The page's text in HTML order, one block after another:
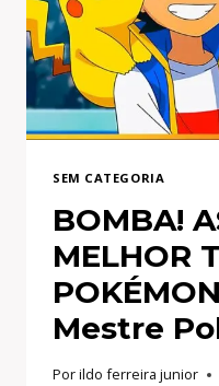
SEM CATEGORIA
BOMBA!
MELHOR
Mestre
Porildo ferreira junior